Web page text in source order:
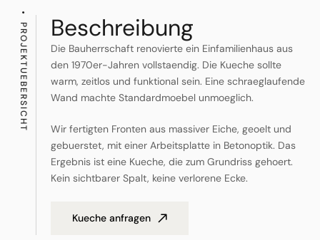
PROJEKTUEBERSICHT Beschreibung
Die Bauherrschaft renovierte ein Einfamilienhaus aus
den 1970er-Jahren vollstaendig. Die Kueche sollte
warm, zeitlos und funktional sein. Eine schraeglaufende
Wand machte Standardmoebel unmoeglich.
Wir fertigten Fronten aus massiver Eiche, geoelt und
gebuerstet, mit einer Arbeitsplatte in Betonoptik. Das
Ergebnis ist eine Kueche, die zum Grundriss gehoert.
Kein sichtbarer Spalt, keine verlorene Ecke.
Kueche anfragen